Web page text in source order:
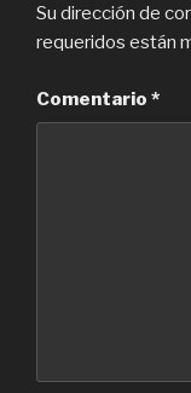
Su dirección de
requeridos están
Comentario *